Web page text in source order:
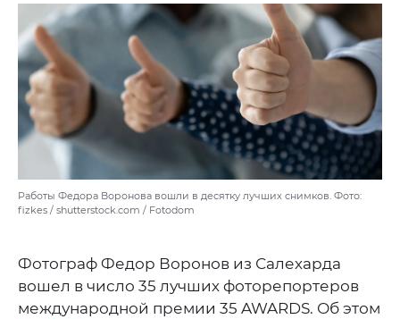
Работы Федора Воронова вошли в десятку лучших снимков. Фото:
fizkes / shutterstock.com / Fotodom
Фотограф Федор Воронов из Салехарда
вошел в число 35 лучших фоторепортеров
международной премии 35 AWARDS. Об этом